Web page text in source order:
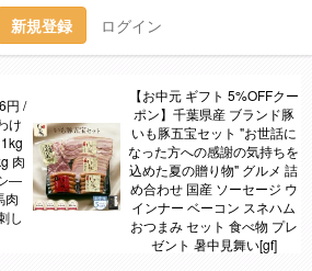
新規登録 ログイン
円 /
け
肉
―
肉
し
【お中元 ギフト 5%OFFクー
ポン】千葉県産 ブランド豚
いも豚五宝セット "お世話に
なった方への感謝の気持ちを
込めた夏の贈り物" グルメ 詰
め合わせ 国産 ソーセージ ウ
インナー ベーコン スネハム
おつまみ セット 食べ物 プレ
ゼント 暑中見舞い[gf]